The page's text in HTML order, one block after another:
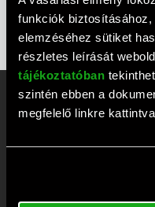
funkciók
elemzéséhez sütiket
részletes leírását
tájékoztatóban
szintén ebben a
megfelelő linkre
Rufusz